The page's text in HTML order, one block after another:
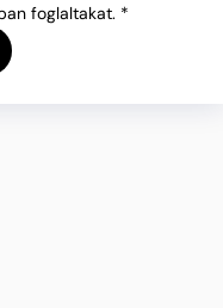
foglaltakat. *